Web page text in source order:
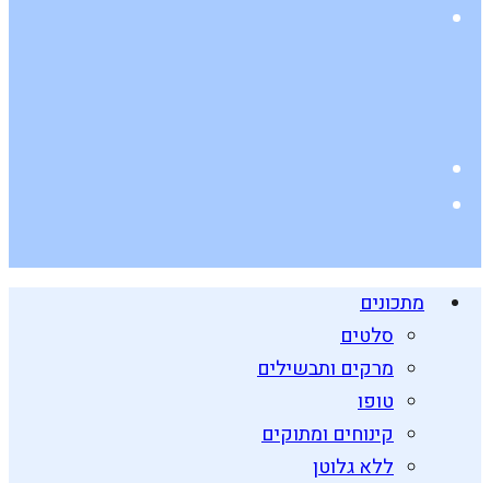
מתכונים
סלטים
מרקים ותבשילים
טופו
קינוחים ומתוקים
ללא גלוטן